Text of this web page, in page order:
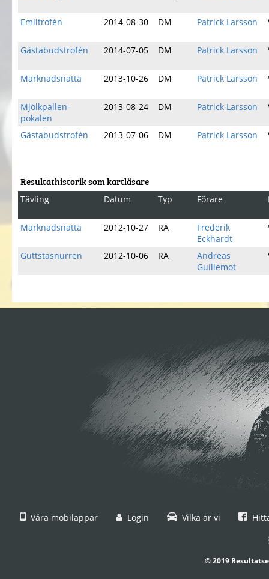
Emiltrofén 2014-08-30 DM Patrick Larsson
Gästabudstrofén 2014-07-05 DM Patrick Larsson
Marknadsnatta 2013-10-26 DM Patrick Larsson
Mjölkpallen-
pokalen
2013-08-24 DM Patrick Larsson
Gästabudstrofén 2013-07-06 DM Patrick Larsson
Resultathistorik som kartläsare
Tävling Datum Typ Förare
Marknadsnatta 2012-10-27 RA
Frederik
Eckhardt
Guttstasnurren 2012-10-06 RA
Andreas
Guillemot
Våra mobilappar Login Vilka är vi
© 2019